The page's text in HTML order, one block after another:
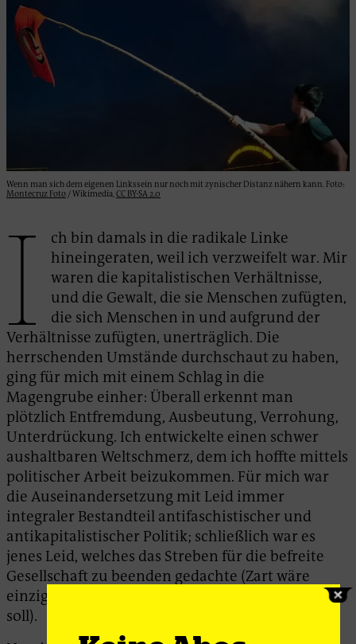
Wenn man sich dem eigenen Linkssein nur noch mit zynischer Distanz nähern kann. Foto:
Montecruz Foto / Wikimedia,CC BY-SA 2.0
I
ch bin damals in die radikale Linke
hineingeraten, weil ich verzweifelt war. Mir
waren die kapitalistischen Verhältnisse,
und die Gewalt, die sie Menschen zufügten,
die sich Menschen in und aufgrund der
Verhältnisse zufügten, unerträglich. Die
herrschenden Umstände durchschaut zu haben,
ging für mich mit einem Schlag in die
Magengrube einher: Überall erkennt man
plötzlich Entfremdung, Ausbeutung, Verrohung,
Unterdrückung. Ich entwickelte einen schwer
aushaltbaren Weltschmerz, dem ich hoffte mittels
politischer Arbeit beizukommen. Für mich war
die Auseinandersetzung mit Leid immer
integraler Bestandteil antifaschistischer und
antikapitalistischer Politik; schließlich war es
jenes Leid, welches das Streben für die befreite
Gesellschaft zu beenden gedachte (Zart wäre
einzig das Gröbste: dass keiner mehr hungern
soll).